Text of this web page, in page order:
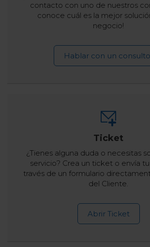
contacto con uno de nuestros
conoce cuál es la mejor
negocio!
Hablar con un
Ticket
¿Tienes alguna duda o necesitas
servicio? Crea un ticket o envía
través de un formulario
del Cliente.
Abrir Ticket